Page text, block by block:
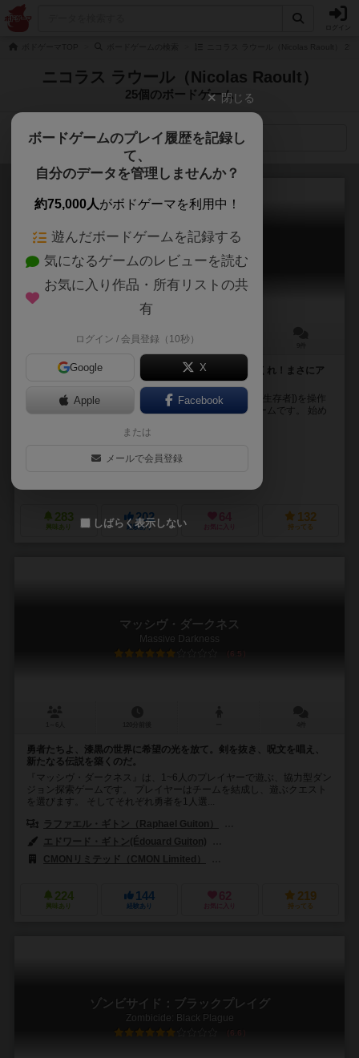
ニコラス ラウール（Nicolas Raoult）
25個のボードゲーム
検索メニュー
ゾンビサイド
Zombicide
60～80分
武器を捜して、迫り来るゾンビを倒して倒して倒しまくれ！まさにア
メリカンパニックムービーの様な協力ボードゲーム！
プレイヤーは個性豊かなキャラクター(以下サバイバー[生存者])を操作
し、ゾンビが迫り来る世界を生き抜く協力系ボードゲームです。 始め
ニコラス・フラクタス(Nicolas Fructus)
クール ミニ オア ノット（Cool Mini Or Not
283
興味あり
202
経験あり
64
お気に入り
132
持ってる
マッシヴ・ダークネス
Massive Darkness
6.5
勇者たちよ、漆黒の世界に希望の光を放て。剣を抜き、呪文を唱え、
新たなる伝説を築くのだ。
『マッシヴ・ダークネス』は、1~6人のプレイヤーで遊ぶ、協力型ダン
ジョン探索ゲームです。 プレイヤーはチームを結成し、遊ぶクエスト
を選びます。 そしてそれぞれ勇者を1人選...
ラファエル・ギトン（Raphael Guiton）
エドワード・ギトン(Édouard Guiton)
CMONリミテッド（CMON Limited）
224
興味あり
144
経験あり
62
お気に入り
219
持ってる
ゾンビサイド：ブラックプレイグ
Zombicide: Black Plague
6.6
閉じる
ボードゲームのプレイ履歴を記録し
て、
自分のデータを管理しませんか？
約75,000人がボドゲーマを利用中！
遊んだボードゲームを記録する
気になるゲームのレビューを読む
お気に入り作品・所有リストの共
有
ログイン / 会員登録（10秒）
Google X
Apple Facebook
または
メールで会員登録
しばらく表示しない